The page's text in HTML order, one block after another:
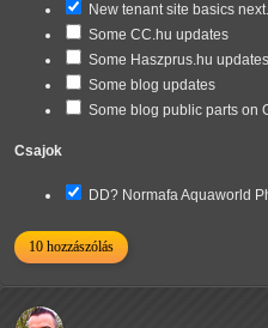
New tenant site basics
Some CC.hu updates
Some Haszprus.hu updates
Some blog updates
Some blog public parts on
Csajok
DD? Normafa Aquaworld
10 hozzászólás